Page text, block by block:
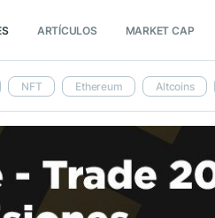
ARTÍCULOS MARKET CAP
NFT Ethereum Altcoins